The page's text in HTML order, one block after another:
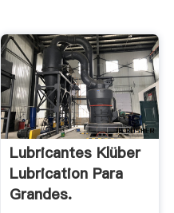
Lubricantes Klüber
Lubrication Para
Grandes.